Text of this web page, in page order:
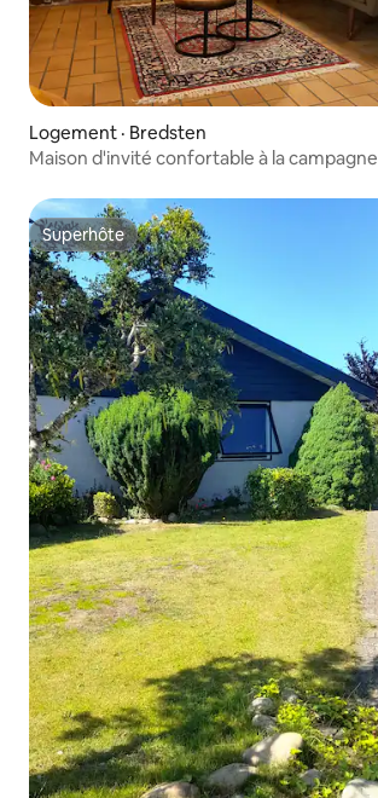
Logement · Bredsten
Maison d'invité confortable à la campagne
Superhôte
Superhôte